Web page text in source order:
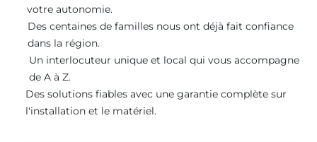
votre autonomie.
Des centaines de familles nous ont déjà fait confiance
dans la région.
Un interlocuteur unique et local qui vous accompagne
de A à Z.
Des solutions fiables avec une garantie complète sur
l'installation et le matériel.